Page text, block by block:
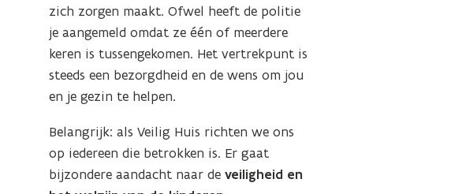
zich zorgen maakt. Ofwel heeft de politie
je aangemeld omdat ze één of meerdere
keren is tussengekomen. Het vertrekpunt is
steeds een bezorgdheid en de wens om jou
en je gezin te helpen.
Belangrijk: als Veilig Huis richten we ons
op iedereen die betrokken is. Er gaat
bijzondere aandacht naar deveiligheid en